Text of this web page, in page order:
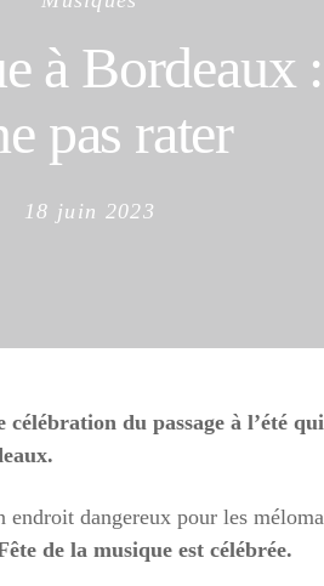
à Bordeaux
pas rater
Posted
18 juin 2023
du passage à l’été
dangereux pour les
de la musique est célébrée.